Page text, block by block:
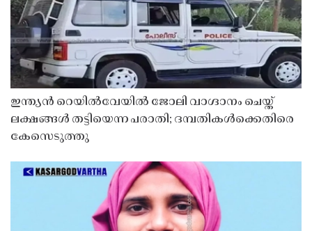
ഇന്ത്യൻ റെയിൽവേയിൽ ജോലി വാഗ്ദാനം ചെയ്ത്
ലക്ഷങ്ങൾ തട്ടിയെന്ന പരാതി; ദമ്പതികൾക്കെതിരെ
കേസെടുത്തു